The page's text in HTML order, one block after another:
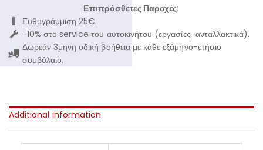
Επιπρόσθετες Παροχές:
Ευθυγράμμιση 25€.
-10% στο service του αυτοκινήτου (εργασίες-ανταλλακτικά).
Δωρεάν 3μηνη οδική βοήθεια με κάθε εξάμηνο-ετήσιο
συμβόλαιο.
Additional information